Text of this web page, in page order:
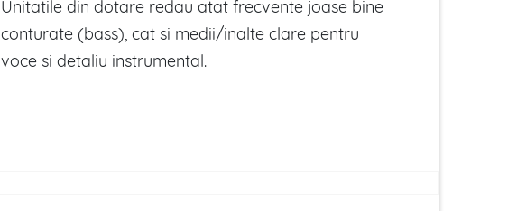
Unitatile din dotare redau atat frecvente joase bine
conturate (bass), cat si medii/inalte clare pentru
voce si detaliu instrumental.